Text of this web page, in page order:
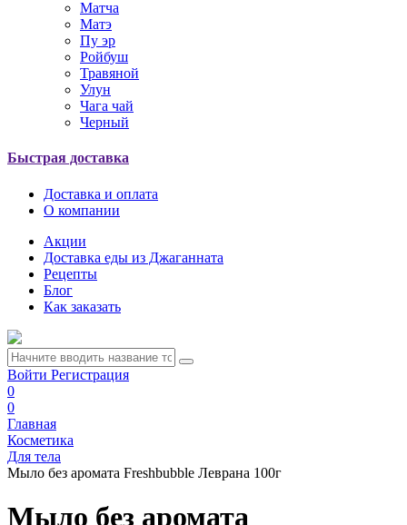
Матча
Матэ
Пу эр
Ройбуш
Травяной
Улун
Чага чай
Черный
Быстрая доставка
Доставка и оплата
О компании
Акции
Доставка еды из Джаганната
Рецепты
Блог
Как заказать
Войти Регистрация
0
0
Главная
Косметика
Для тела
Мыло без аромата Freshbubble Леврана 100г
Мыло без аромата